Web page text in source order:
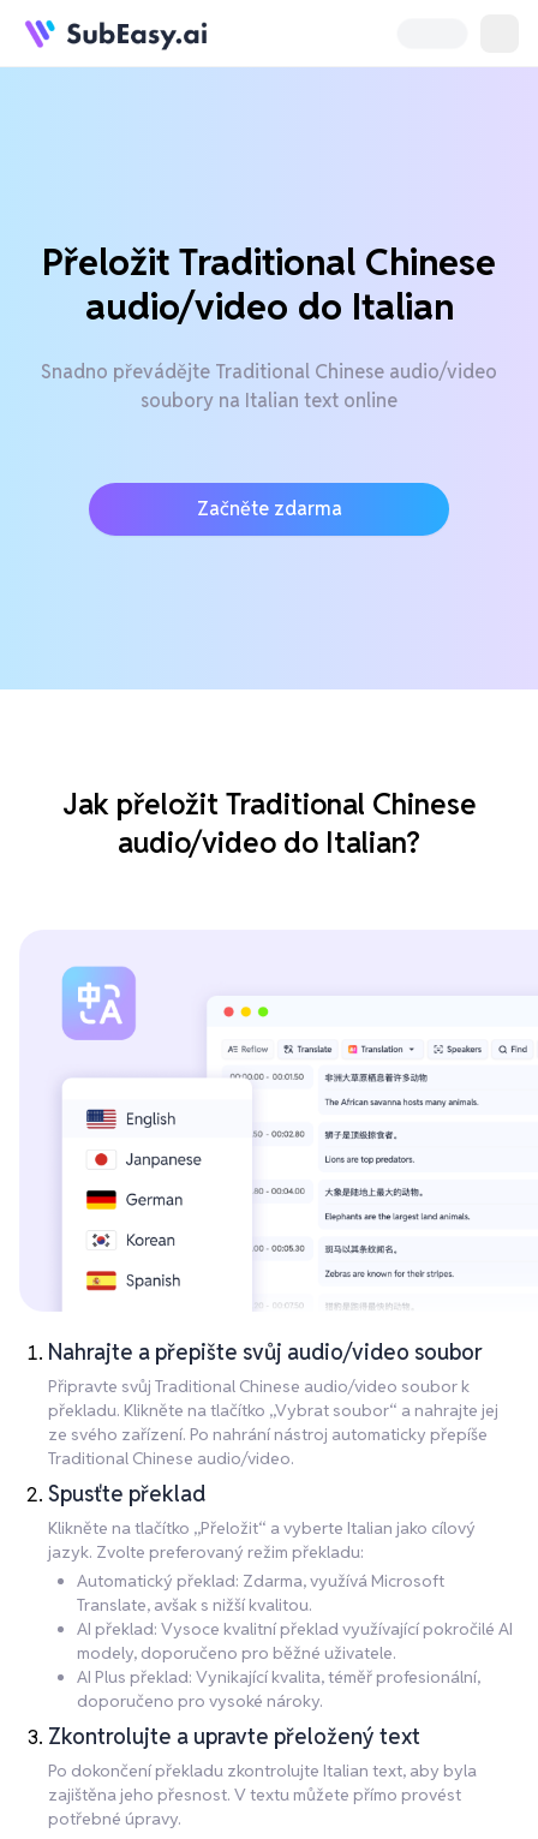
Přeložit Traditional Chinese
audio/video do Italian
Snadno převádějte Traditional Chinese audio/video
soubory na Italian text online
Začněte zdarma
Jak přeložit Traditional Chinese
audio/video do Italian?
Nahrajte a přepište svůj audio/video soubor
Připravte svůj Traditional Chinese audio/video soubor k
překladu. Klikněte na tlačítko „Vybrat soubor“ a nahrajte jej
ze svého zařízení. Po nahrání nástroj automaticky přepíše
Traditional Chinese audio/video.
Spusťte překlad
Klikněte na tlačítko „Přeložit“ a vyberte Italian jako cílový
jazyk. Zvolte preferovaný režim překladu:
Automatický překlad: Zdarma, využívá Microsoft
Translate, avšak s nižší kvalitou.
AI překlad: Vysoce kvalitní překlad využívající pokročilé AI
modely, doporučeno pro běžné uživatele.
AI Plus překlad: Vynikající kvalita, téměř profesionální,
doporučeno pro vysoké nároky.
Zkontrolujte a upravte přeložený text
Po dokončení překladu zkontrolujte Italian text, aby byla
zajištěna jeho přesnost. V textu můžete přímo provést
potřebné úpravy.